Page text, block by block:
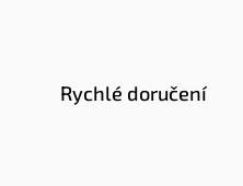
Rychlé doručení